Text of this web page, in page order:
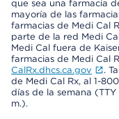
que sea una farmacia
mayoría de las
farmacias de Medi Cal
parte de la red Medi
Medi Cal fuera de
farmacias de Medi Cal
CalRx.dhcs.ca.gov
.
de Medi Cal Rx, al 1-
días de la semana (TTY
m.).